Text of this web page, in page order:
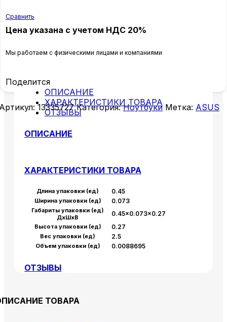
Сравнить
Цена указана с учетом НДС 20%
Мы работаем с физическими лицами и компаниями
Поделится
13335727Категория: Ноутбуки Метка: ASUS
ОПИСАНИЕ
ХАРАКТЕРИСТИКИ ТОВАРА
ОТЗЫВЫ
ОПИСАНИЕ
ХАРАКТЕРИСТИКИ ТОВАРА
Длина упаковки (ед) 0.45
Ширина упаковки (ед) 0.073
Габариты упаковки (ед)
ДхШхВ
0.45×0.073×0.27
Высота упаковки (ед) 0.27
Вес упаковки (ед) 2.5
Объем упаковки (ед) 0.0088695
ОТЗЫВЫ
ТОВАРА